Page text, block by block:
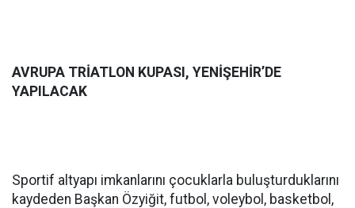
AVRUPA TRİATLON KUPASI, YENİŞEHİR’DE
YAPILACAK
Sportif altyapı imkanlarını çocuklarla buluşturduklarını
kaydeden Başkan Özyiğit, futbol, voleybol, basketbol,